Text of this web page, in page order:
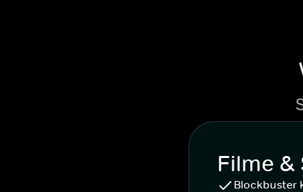
Filme &
Blockbuster